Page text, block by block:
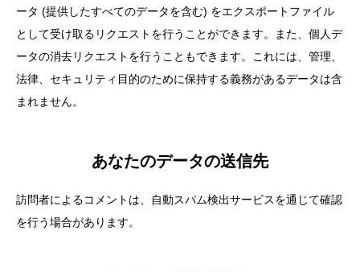
ータ (提供したすべてのデータを含む) をエクスポートファイル
として受け取るリクエストを行うことができます。また、個人デ
ータの消去リクエストを行うこともできます。これには、管理、
法律、セキュリティ目的のために保持する義務があるデータは含
まれません。
あなたのデータの送信先
訪問者によるコメントは、自動スパム検出サービスを通じて確認
を行う場合があります。